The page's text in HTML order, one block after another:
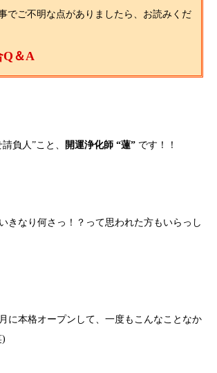
でご不明な点がありましたら、お読みくだ
Q＆A
負人”こと、
開運浄化師 “蓮” です！！
きなり何さっ！？って思われた方もいらっし
に本格オープンして、一度もこんなことなか
)